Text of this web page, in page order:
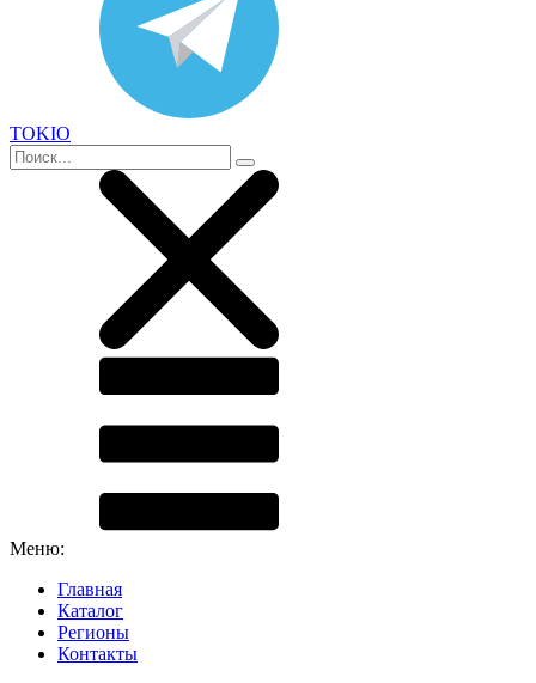
TOKIO
Меню:
Главная
Каталог
Регионы
Контакты